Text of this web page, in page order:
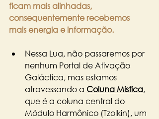
ficam mais alinhadas,
consequentemente recebemos
mais energia e informação.
Nessa Lua, não passaremos por
nenhum Portal de Ativação
Galáctica, mas estamos
atravessando a Coluna Mística,
que é a coluna central do
Módulo Harmônico (Tzolkin), um